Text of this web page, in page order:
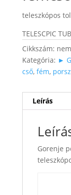
teleszkópos
TELESCPIC
Cikkszám:
Kategória: ►
cső, fém,
Leírás
Gorenje